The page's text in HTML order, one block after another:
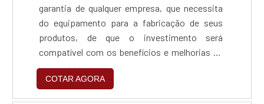
garantia de qualquer empresa, que necessita
do equipamento para a fabricação de seus
produtos, de que o investimento será
compatível com os benefícios e melhorias na
rotina de produção que o aparelho irá trazer,
características essas que vão muito além de
sua utilidade convencional.PRINCIPAIS
COTAR AGORA